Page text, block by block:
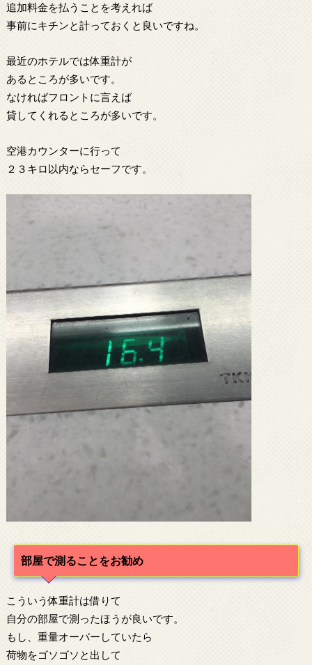
追加料金を払うことを考えれば
事前にキチンと計っておくと良いですね。
最近のホテルでは体重計が
あるところが多いです。
なければフロントに言えば
貸してくれるところが多いです。
空港カウンターに行って
２３キロ以内ならセーフです。
部屋で測ることをお勧め
こういう体重計は借りて
自分の部屋で測ったほうが良いです。
もし、重量オーバーしていたら
荷物をゴソゴソと出して